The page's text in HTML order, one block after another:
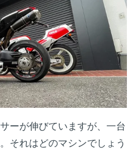
ーが伸びていますが、一台
それはどのマシンでしょう